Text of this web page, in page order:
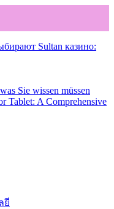
Sultan казино:
Sie wissen müssen
Tablet: A Comprehensive
ยี